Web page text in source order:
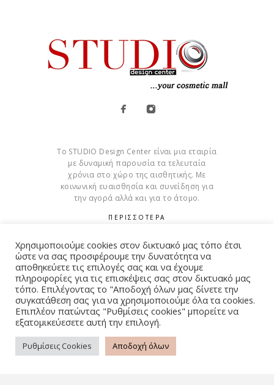
Το STUDIO Design Center είναι μια εταιρία
με δυναμική παρουσία τα τελευταία
χρόνια στο χώρο της αισθητικής. Με
κοινωνική ευαισθησία και συνείδηση για
την αγορά αλλά και για το άτομο.
ΠΕΡΙΣΣΟΤΕΡΑ
Cookies
© Copyright 2015 – 2026 . All Rights Reserved. Developed By
iWorx
ΌΡΟΙ ΧΡΉΣΗΣ ΠΟΛΙΤΙΚΉ ΑΠΟΡΡΉΤΟΥ
Χρησιμοποιούμε cookies στον δικτυακό μας τόπο έτσι
ώστε να σας προσφέρουμε την δυνατότητα να
αποθηκεύετε τις επιλογές σας και να έχουμε
πληροφορίες για τις επισκέψεις σας στον δικτυακό μας
τόπο. Επιλέγοντας το "Αποδοχή όλων μας δίνετε την
συγκατάθεση σας για να χρησιμοποιούμε όλα τα cookies.
Επιπλέον πατώντας "Ρυθμίσεις cookies" μπορείτε να
εξατομικεύεσετε αυτή την επιλογή.
Ρυθμίσεις Cookies Αποδοχή όλων